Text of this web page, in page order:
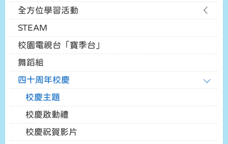
全方位學習活動
STEAM
校園電視台「寶季台」
舞蹈組
四十周年校慶
校慶主題
校慶啟動禮
校慶祝賀影片